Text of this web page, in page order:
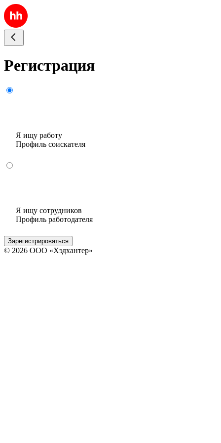
Регистрация
Я ищу работу
Профиль соискателя
Я ищу сотрудников
Профиль работодателя
Зарегистрироваться
© 2026 ООО «Хэдхантер»